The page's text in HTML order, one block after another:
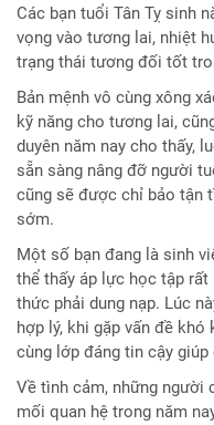
Các bạn tuổi Tân Tỵ sinh
vọng vào tương lai, nhiệt
trạng thái tương đối tốt
Bản mệnh vô cùng xông
kỹ năng cho tương lai,
duyên năm nay cho thấy,
sẵn sàng nâng đỡ người
cũng sẽ được chỉ bảo tận
sớm.
Một số bạn đang là sinh
thể thấy áp lực học tập
thức phải dung nạp. Lúc
hợp lý, khi gặp vấn đề khó
cùng lớp đáng tin cậy
Về tình cảm, những người
mối quan hệ trong năm